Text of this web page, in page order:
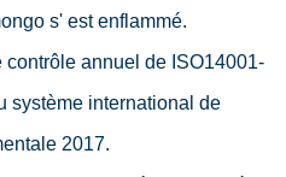
s' est enflammé.
annuel de ISO14001-
système international de
2017.